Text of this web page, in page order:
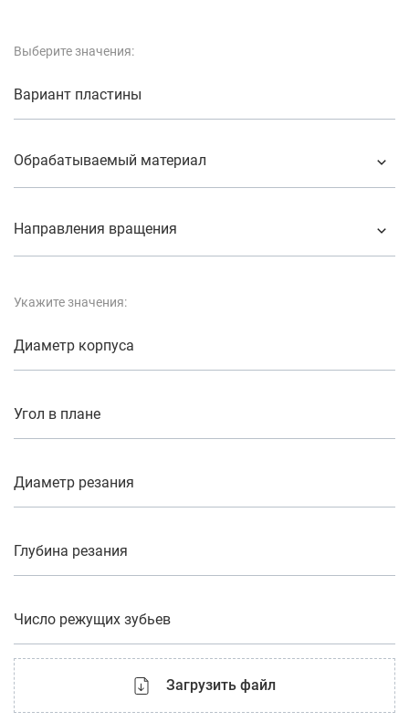
Выберите значения:
Вариант пластины
Обрабатываемый материал
Направления вращения
Укажите значения:
Диаметр корпуса
Угол в плане
Диаметр резания
Глубина резания
Число режущих зубьев
Загрузить файл